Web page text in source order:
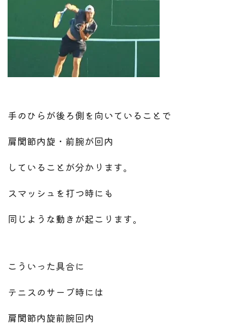
手のひらが後ろ側を向いていることで
肩関節内旋・前腕が回内
していることが分かります。
スマッシュを打つ時にも
同じような動きが起こります。
こういった具合に
テニスのサーブ時には
肩関節内旋前腕回内